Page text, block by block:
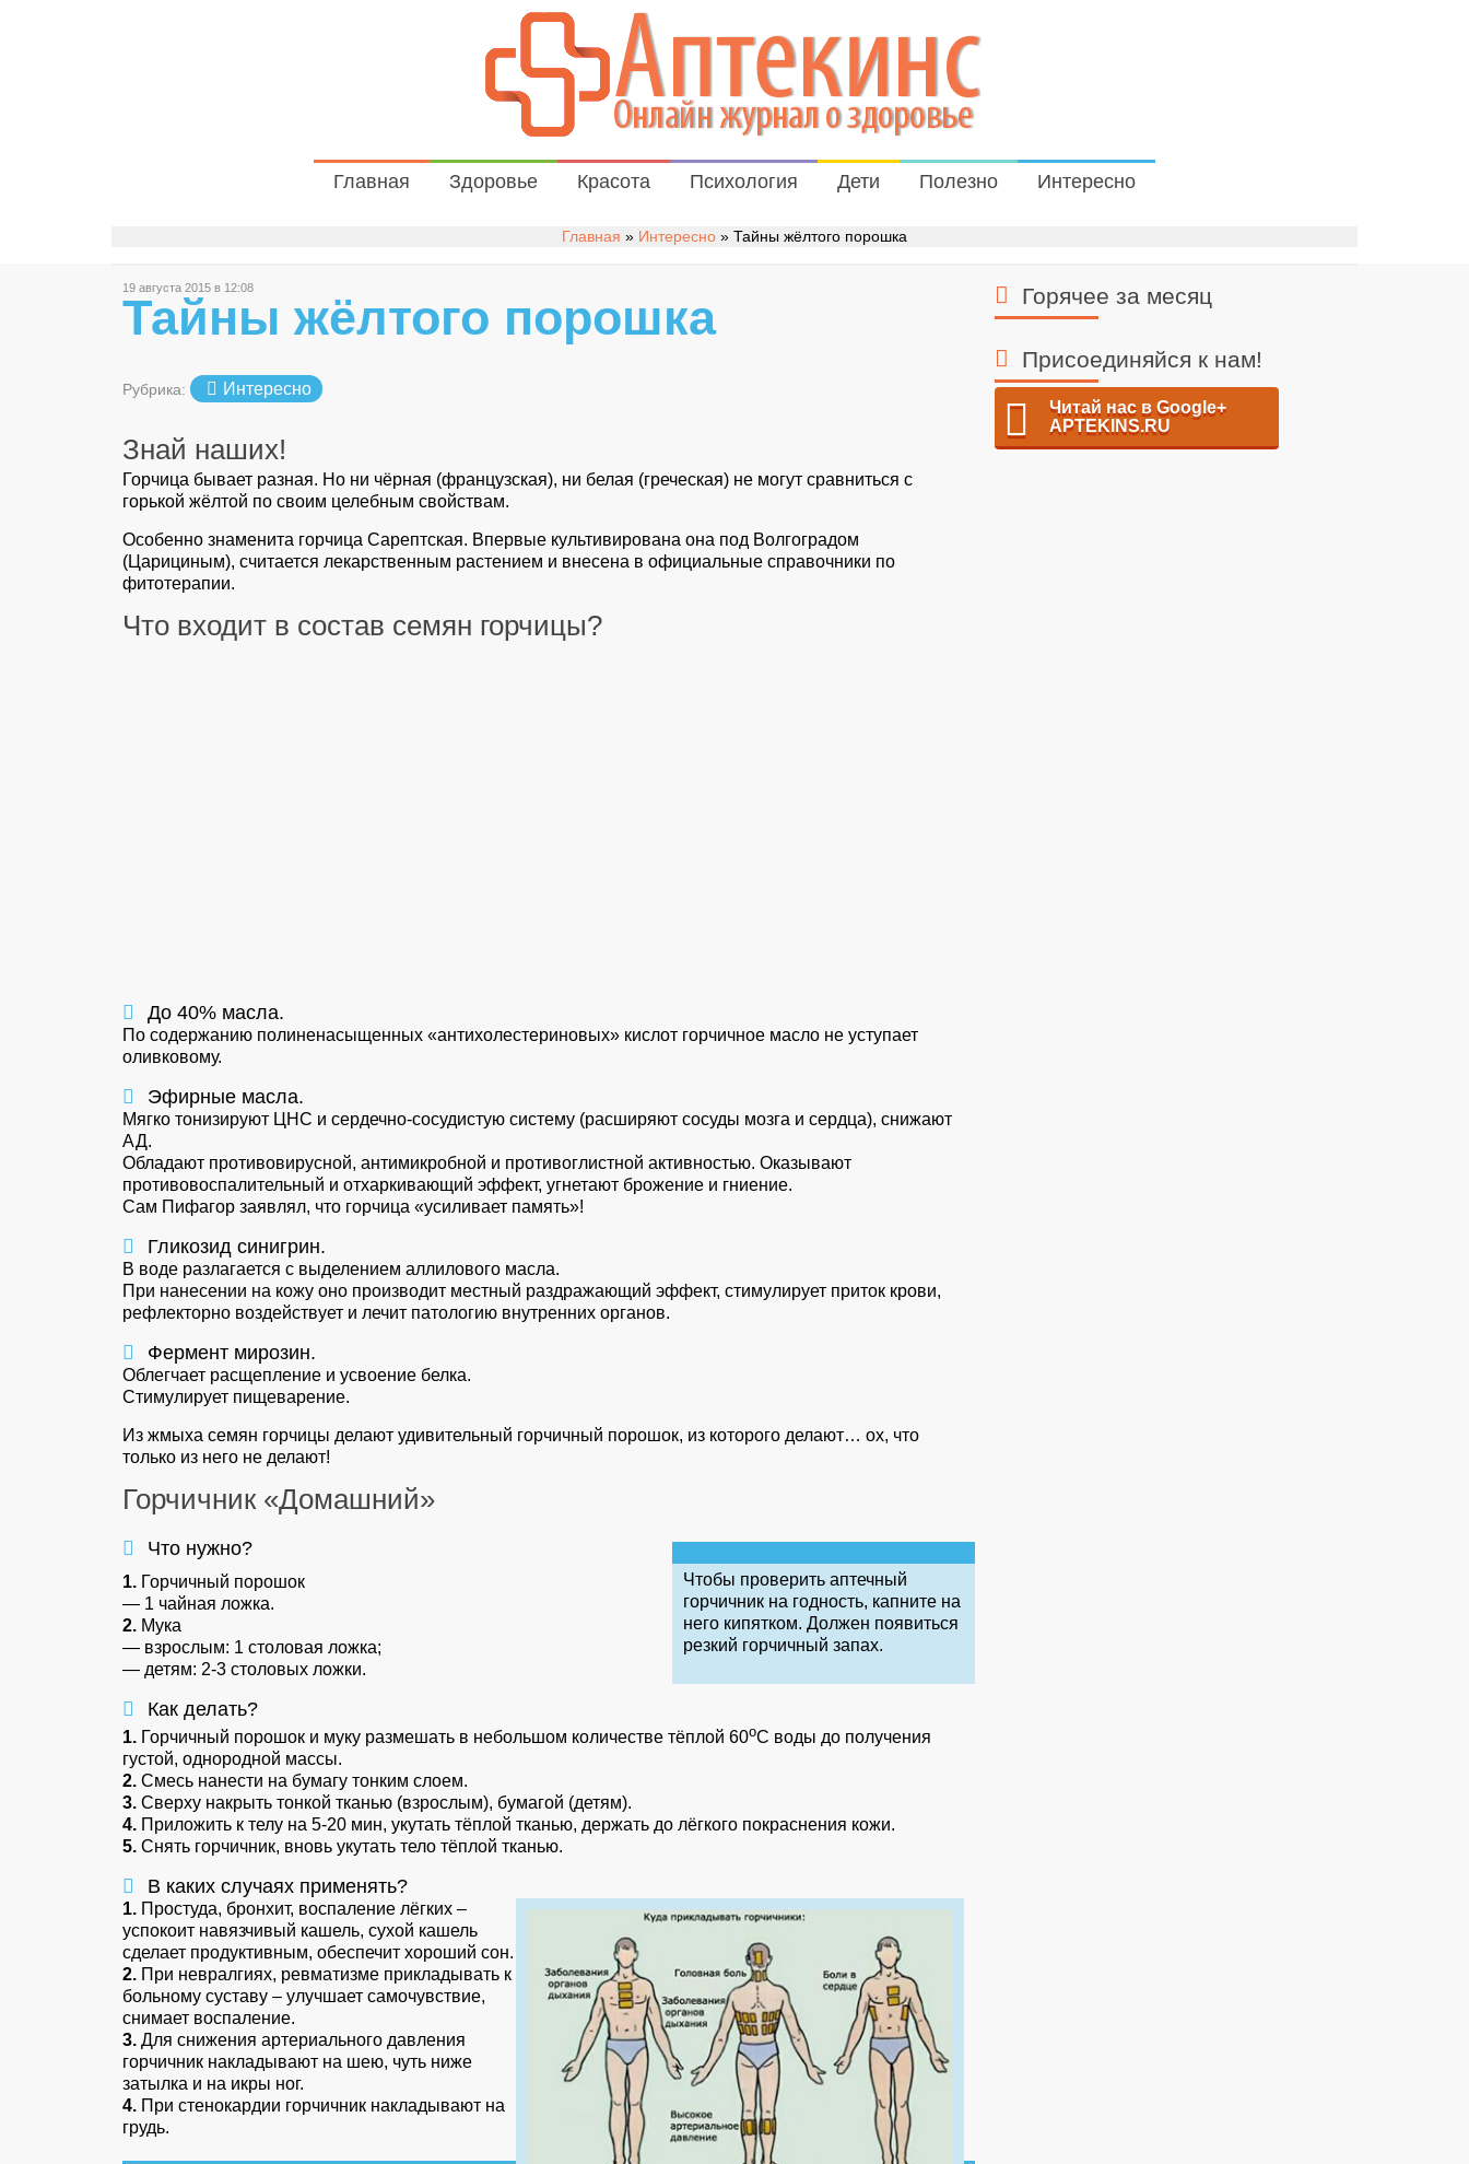
Главная Здоровье Красота Психология Дети Полезно Интересно
Главная » Интересно » Тайны жёлтого порошка
19 августа 2015 в 12:08
Тайны жёлтого порошка
Рубрика: Интересно
Знай наших!
Горчица бывает разная. Но ни чёрная (французская), ни белая (греческая) не могут сравниться с
горькой жёлтой по своим целебным свойствам.
Особенно знаменита горчица Сарептская. Впервые культивирована она под Волгоградом
(Царициным), считается лекарственным растением и внесена в официальные справочники по
фитотерапии.
Что входит в состав семян горчицы?
До 40% масла.
По содержанию полиненасыщенных «антихолестериновых» кислот горчичное масло не уступает
оливковому.
Эфирные масла.
Мягко тонизируют ЦНС и сердечно-сосудистую систему (расширяют сосуды мозга и сердца), снижают
АД.
Обладают противовирусной, антимикробной и противоглистной активностью. Оказывают
противовоспалительный и отхаркивающий эффект, угнетают брожение и гниение.
Сам Пифагор заявлял, что горчица «усиливает память»!
Гликозид синигрин.
В воде разлагается с выделением аллилового масла.
При нанесении на кожу оно производит местный раздражающий эффект, стимулирует приток крови,
рефлекторно воздействует и лечит патологию внутренних органов.
Фермент мирозин.
Облегчает расщепление и усвоение белка.
Стимулирует пищеварение.
Из жмыха семян горчицы делают удивительный горчичный порошок, из которого делают… ох, что
только из него не делают!
Горчичник «Домашний»
Чтобы проверить аптечный
горчичник на годность, капните на
него кипятком. Должен появиться
резкий горчичный запах.
Что нужно?
1. Горчичный порошок
— 1 чайная ложка.
2. Мука
— взрослым: 1 столовая ложка;
— детям: 2-3 столовых ложки.
Как делать?
1. Горчичный порошок и муку размешать в небольшом количестве тёплой 60оС воды до получения
густой, однородной массы.
2. Смесь нанести на бумагу тонким слоем.
3. Сверху накрыть тонкой тканью (взрослым), бумагой (детям).
4. Приложить к телу на 5-20 мин, укутать тёплой тканью, держать до лёгкого покраснения кожи.
5. Снять горчичник, вновь укутать тело тёплой тканью.
В каких случаях применять?
1. Простуда, бронхит, воспаление лёгких –
успокоит навязчивый кашель, сухой кашель
сделает продуктивным, обеспечит хороший сон.
2. При невралгиях, ревматизме прикладывать к
больному суставу – улучшает самочувствие,
снимает воспаление.
3. Для снижения артериального давления
горчичник накладывают на шею, чуть ниже
затылка и на икры ног.
4. При стенокардии горчичник накладывают на
грудь.
Горячее за месяц
Присоединяйся к нам!
Читай нас в Google+
APTEKINS.RU